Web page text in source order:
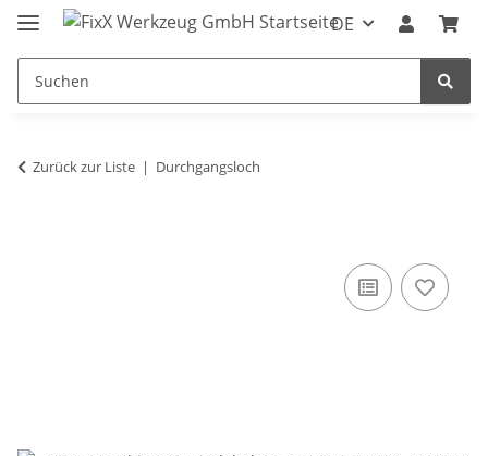
DE
Zurück zur Liste Durchgangsloch